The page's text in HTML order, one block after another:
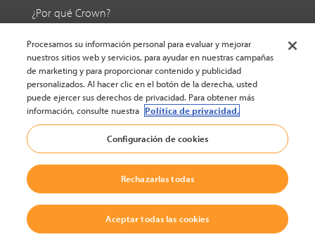
¿Por qué Crown?
Social Media
Facebook
YouTube
© 2002-2026 Crown Equipment Corporation |Política legal
Ajustes de cookies
Procesamos su información personal para evaluar y mejorar
nuestros sitios web y servicios, para ayudar en nuestras campañas
de marketing y para proporcionar contenido y publicidad
personalizados. Al hacer clic en el botón de la derecha, usted
puede ejercer sus derechos de privacidad. Para obtener más
información, consulte nuestra Política de privacidad.
Configuración de cookies
Rechazarlas todas
Aceptar todas las cookies